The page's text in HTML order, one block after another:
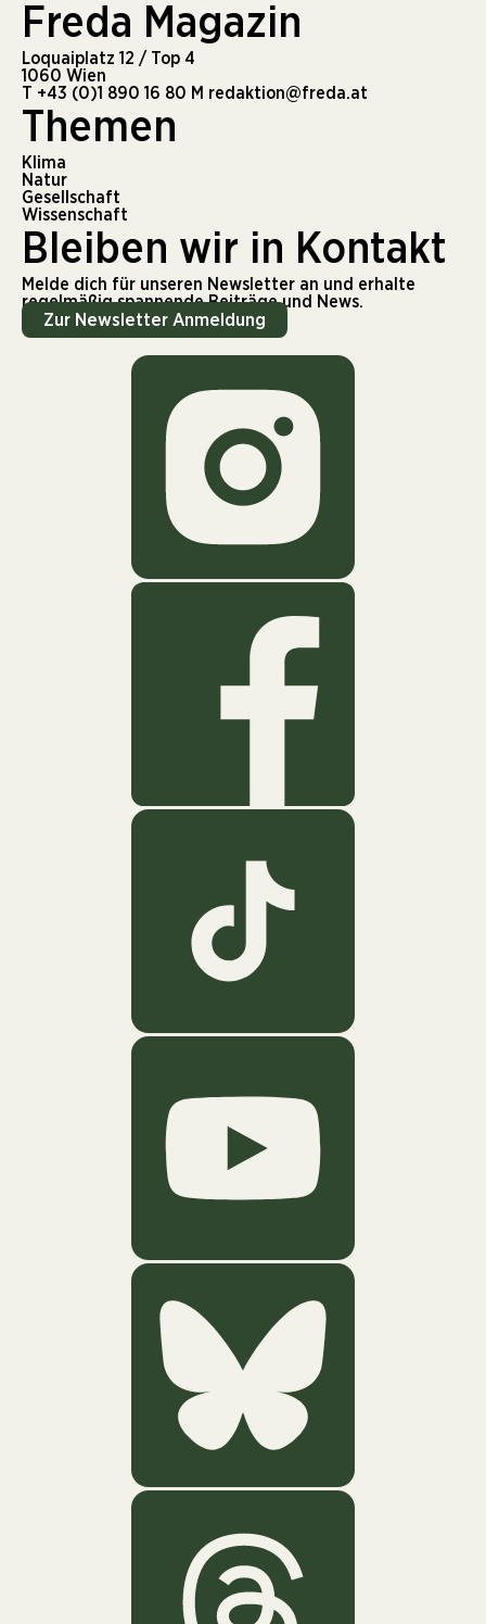
Freda Magazin
Loquaiplatz 12 / Top 4
1060 Wien
T +43 (0)1 890 16 80 M redaktion@freda.at
Themen
Klima
Natur
Gesellschaft
Wissenschaft
Bleiben wir in Kontakt
Melde dich für unseren Newsletter an und erhalte
regelmäßig spannende Beiträge und News.
Zur Newsletter Anmeldung